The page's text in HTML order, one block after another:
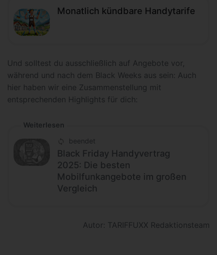
Monatlich kündbare Handytarife
Und solltest du ausschließlich auf Angebote vor,
während und nach dem Black Weeks aus sein: Auch
hier haben wir eine Zusammenstellung mit
entsprechenden Highlights für dich:
Weiterlesen
beendet
Black Friday Handyvertrag
2025: Die besten
Mobilfunkangebote im großen
Vergleich
Autor: TARIFFUXX Redaktionsteam